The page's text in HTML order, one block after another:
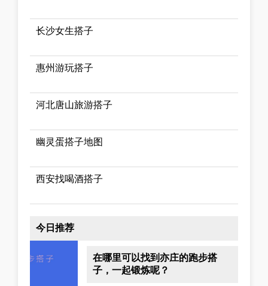
长沙女生搭子
惠州游玩搭子
河北唐山旅游搭子
幽灵蛋搭子地图
西安找喝酒搭子
今日推荐
在哪里可以找到亦庄的跑步搭
子，一起锻炼呢？